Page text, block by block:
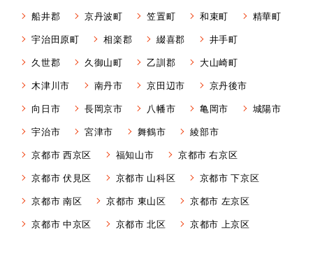
船井郡
京丹波町 笠置町 和束町
精華町
宇治田原町
相楽郡 綴喜郡
井手町
久世郡
久御山町 乙訓郡
大山崎町
木津川市
南丹市 京田辺市
京丹後市
向日市
長岡京市 八幡市 亀岡市
城陽市
宇治市
宮津市 舞鶴市
綾部市
京都市 西京区
福知山市
京都市 右京区
京都市 伏見区
京都市 山科区
京都市 下京区
京都市 南区
京都市 東山区
京都市 左京区
京都市 中京区
京都市 北区 京都市 上京区